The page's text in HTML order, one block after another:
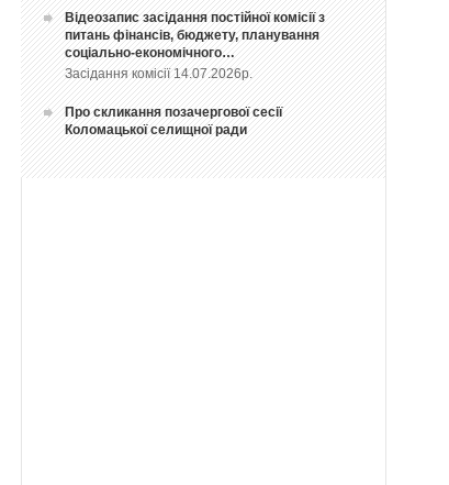
Відеозапис засідання постійної комісії з
питань фінансів, бюджету, планування
соціально-економічного…
Засідання комісії 14.07.2026р.
Про скликання позачергової сесії
Коломацької селищної ради